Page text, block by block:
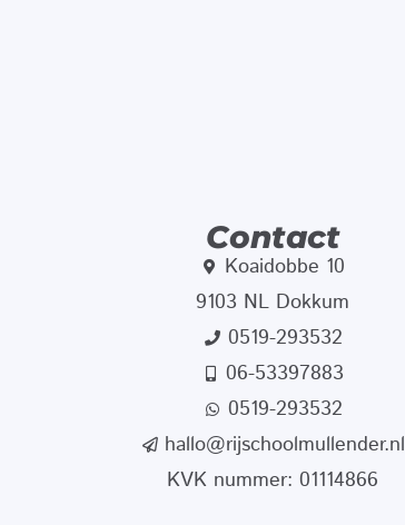
Contact
Koaidobbe 10
9103 NL Dokkum
0519-293532
06-53397883
0519-293532
hallo@rijschoolmullender.nl
KVK nummer: 01114866